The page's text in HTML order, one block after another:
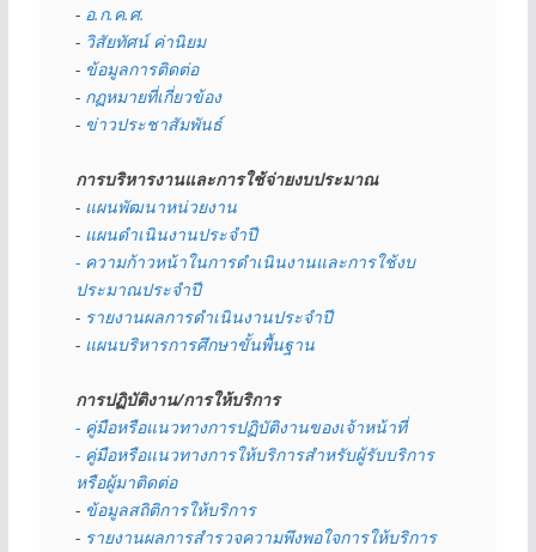
- อ.ก.ค.ศ.
- วิสัยทัศน์ ค่านิยม
- ข้อมูลการติดต่อ
- กฏหมายที่เกี่ยวข้อง
- ข่าวประชาสัมพันธ์
การบริหารงานและการใช้จ่ายงบประมาณ
- แผนพัฒนาหน่วยงาน
- แผนดำเนินงานประจำปี
- ความก้าวหน้าในการดำเนินงานและการใช้งบ
ประมาณประจำปี
- รายงานผลการดำเนินงานประจำปี
- แผนบริหารการศึกษาขั้นพื้นฐาน
การปฏิบัติงาน/การให้บริการ
- คู่มือหรือแนวทางการปฏิบัติงานของเจ้าหน้าที่
- คู่มือหรือแนวทางการให้บริการสำหรับผู้รับบริการ
หรือผู้มาติดต่อ
- ข้อมูลสถิติการให้บริการ
- รายงานผลการสำรวจความพึงพอใจการให้บริการ